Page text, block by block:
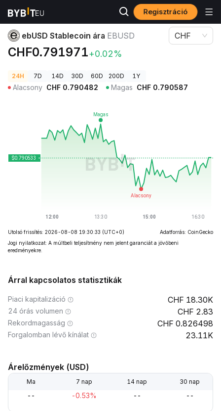
Regisztráció
Kriptovaluta árak ebUSD Stablecoin ára EBUSD
ebUSD Stablecoin ára EBUSD
CHF0.791971+0.02%
CHF
24H 7D 14D 30D 60D 200D 1Y
Alacsony CHF 0.790482 Magas CHF 0.790587
Utolsó frissítés: 2026-08-08 19:30:33 (UTC+0)
Adatforrás: CoinGecko
Jogi nyilatkozat: A múltbeli teljesítmény nem jelent garanciát a jövőbeni
eredményekre.
Árral kapcsolatos statisztikák
Piaci kapitalizáció 18.30K
24 órás volumen 2.83
Rekordmagasság 0.826498
Forgalomban lévő kínálat 23.11K
Árelőzmények (USD)
Ma 7 nap 14 nap 30 nap
-- -0.53% -- --